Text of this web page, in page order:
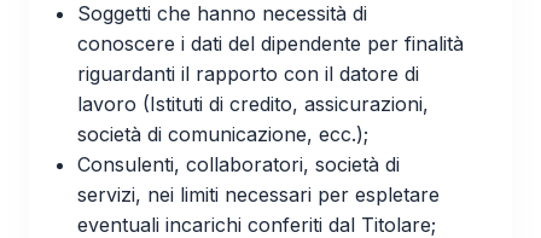
Soggetti che hanno necessità di
conoscere i dati del dipendente per finalità
riguardanti il rapporto con il datore di
lavoro (Istituti di credito, assicurazioni,
società di comunicazione, ecc.);
Consulenti, collaboratori, società di
servizi, nei limiti necessari per espletare
eventuali incarichi conferiti dal Titolare;